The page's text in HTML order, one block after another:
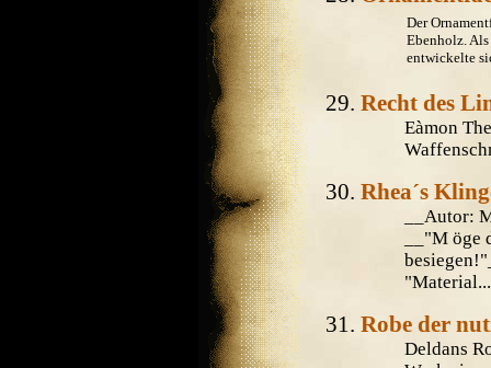
Der
Ebenholz.
entwickelte
Recht des
Eàmon
Rhea´s
__Autor:
__"M
"Material...
Robe der
Deldans